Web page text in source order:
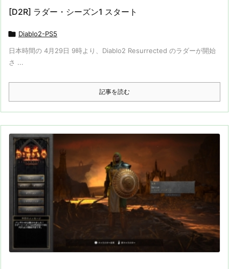
[D2R] ラダー・シーズン1 スタート
 Diablo2-PS5
日本時間の 4月29日 9時より、Diablo2 Resurrected のラダーが開始
さ ...
記事を読む